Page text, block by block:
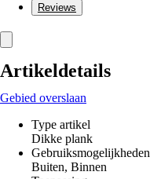
Reviews
Artikeldetails
Gebied overslaan
Type artikel
Dikke plank
Gebruiksmogelijkheden
Buiten, Binnen